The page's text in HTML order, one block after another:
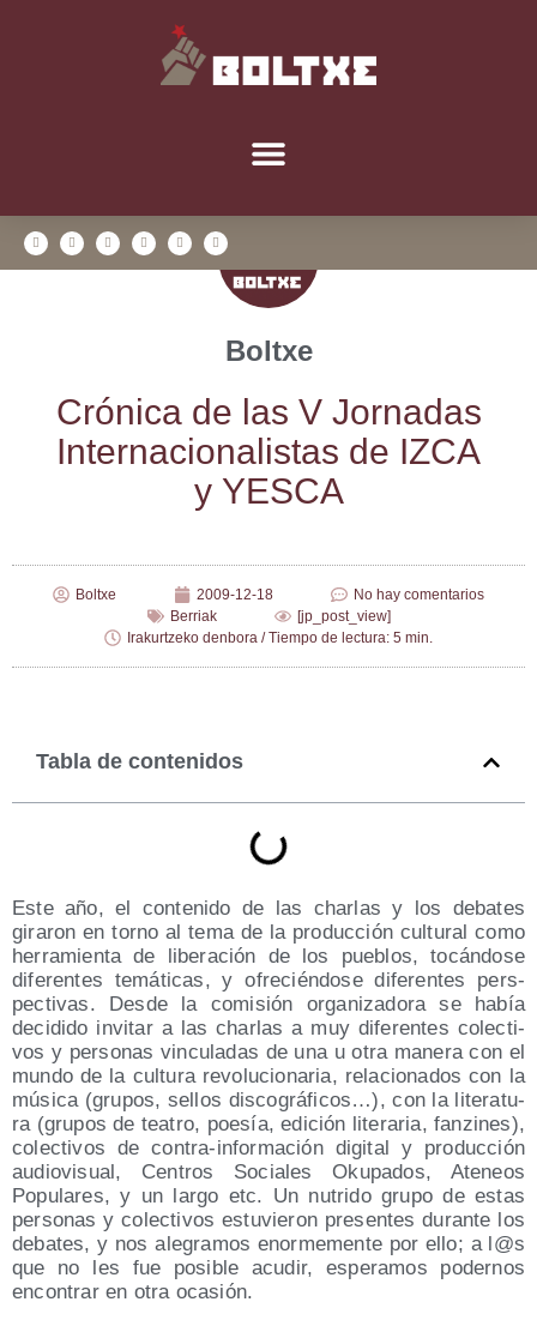
Boltxe
Cró­ni­ca de las V Jor­na­das
Inter­na­cio­na­lis­tas de IZCA
y YESCA
Boltxe 2009-12-18
No hay comentarios
Berriak
[jp_post_view]
Irakurtzeko denbora / Tiempo de lectura: 5 min.
Tabla de contenidos
Este año, el con­te­ni­do de las char­las y los deba­tes
gira­ron en torno al tema de la pro­duc­ción cul­tu­ral como
herra­mien­ta de libe­ra­ción de los pue­blos, tocán­do­se
dife­ren­tes temá­ti­cas, y ofre­cién­do­se dife­ren­tes pers­
pec­ti­vas. Des­de la comi­sión orga­ni­za­do­ra se había
deci­di­do invi­tar a las char­las a muy dife­ren­tes colec­ti­
vos y per­so­nas vin­cu­la­das de una u otra mane­ra con el
mun­do de la cul­tu­ra revo­lu­cio­na­ria, rela­cio­na­dos con la
músi­ca (gru­pos, sellos dis­co­grá­fi­cos…), con la lite­ra­tu­
ra (gru­pos de tea­tro, poe­sía, edi­ción lite­ra­ria, fan­zi­nes),
colec­ti­vos de con­tra-infor­ma­ción digi­tal y pro­duc­ción
audio­vi­sual, Cen­tros Socia­les Oku­pa­dos, Ate­neos
Popu­la­res, y un lar­go etc. Un nutri­do gru­po de estas
per­so­nas y colec­ti­vos estu­vie­ron pre­sen­tes duran­te los
deba­tes, y nos ale­gra­mos enor­me­men­te por ello; a l@s
que no les fue posi­ble acu­dir, espe­ra­mos poder­nos
encon­trar en otra ocasión.